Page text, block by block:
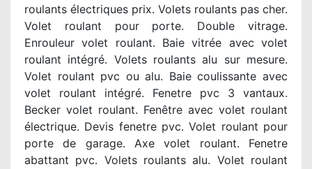
roulants électriques prix. Volets roulants pas cher.
Volet roulant pour porte. Double vitrage.
Enrouleur volet roulant. Baie vitrée avec volet
roulant intégré. Volets roulants alu sur mesure.
Volet roulant pvc ou alu. Baie coulissante avec
volet roulant intégré. Fenetre pvc 3 vantaux.
Becker volet roulant. Fenêtre avec volet roulant
électrique. Devis fenetre pvc. Volet roulant pour
porte de garage. Axe volet roulant. Fenetre
abattant pvc. Volets roulants alu. Volet roulant